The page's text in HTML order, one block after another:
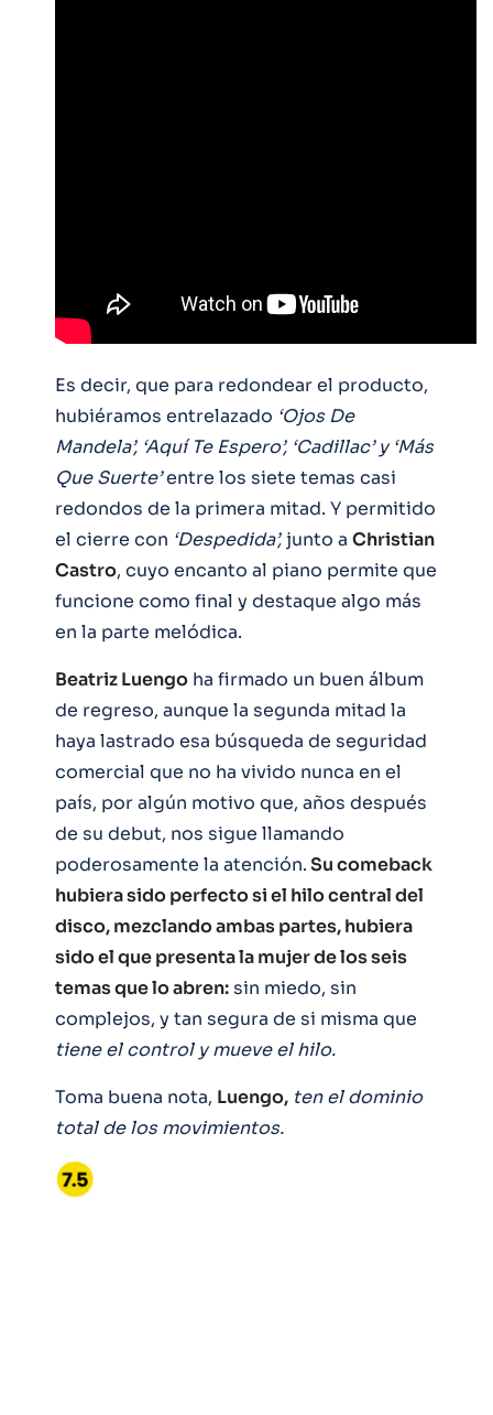
Es decir, que para redondear el producto,
hubiéramos entrelazado ‘Ojos De
Mandela’, ‘Aquí Te Espero’, ‘Cadillac’ y ‘Más
Que Suerte’entre los siete temas casi
redondos de la primera mitad. Y permitido
el cierre con ‘Despedida’,junto a Christian
Castro, cuyo encanto al piano permite que
funcione como final y destaque algo más
en la parte melódica.
Beatriz Luengo ha firmado un buen álbum
de regreso, aunque la segunda mitad la
haya lastrado esa búsqueda de seguridad
comercial que no ha vivido nunca en el
país, por algún motivo que, años después
de su debut, nos sigue llamando
poderosamente la atención.Su comeback
hubiera sido perfecto si el hilo central del
disco, mezclando ambas partes, hubiera
sido el que presenta la mujer de los seis
temas que lo abren:sin miedo, sin
complejos, y tan segura de si misma que
tiene el control y mueve el hilo.
Toma buena nota, Luengo, ten el dominio
total de los movimientos.